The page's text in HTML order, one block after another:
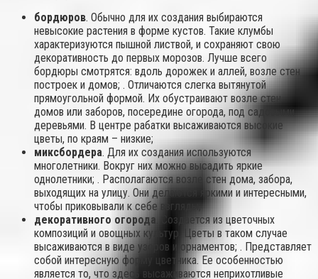
бордюров. Обычно для их создания выбираются
невысокие растения в форме кустов. Такие клумбы
характеризуются пышной листвой, и сохраняют свою
декоративность до первых морозов. Лучше всего
бордюры смотрятся: вдоль дорожек и аллей, возле стен
построек и домов; . Отличаются слегка вытянутой
прямоугольной формой. Их обустраивают возле стен
домов или заборов, посередине огорода, под садовыми
деревьями. В центре рабатки высаживаются высокие
цветы, по краям – низкие;
миксбордера. Для их создания используются
многолетники. Вокруг них можно высадить яркие
однолетники; . Располагаются возле стен дома, забора,
выходящих на улицу. Они делаются яркими и интересными,
чтобы приковывали к себе взгляды;
декоративного огорода . Создается из цветочных
композиций и овощных культур. Цветы в таком случае
высаживаются в виде узоров и орнаментов; . Представляет
собой интересную форму цветника. Ее особенностью
является то, что здесь высаживаются неприхотливые